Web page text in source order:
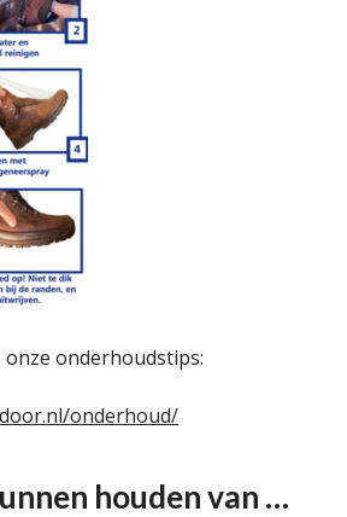
onderhoudstips:
onderhoud/
houden van …